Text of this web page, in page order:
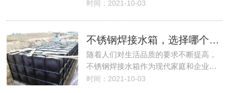
时间：2021-10-03
不锈钢焊接水箱，选择哪个厂家更好？
随着人们对生活品质的要求不断提高，
不锈钢焊接水箱作为现代家庭和企业…
时间：2021-10-03